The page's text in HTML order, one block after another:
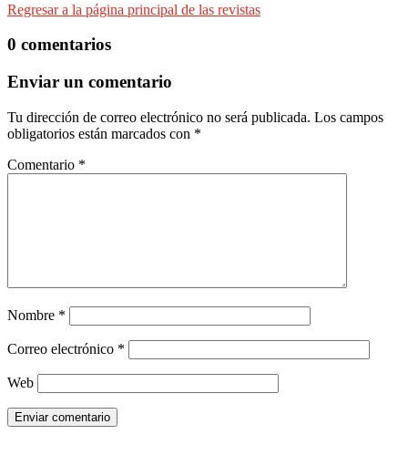
Regresar a la página principal de las revistas
0 comentarios
Enviar un comentario
Tu dirección de correo electrónico no será publicada. Los campos
obligatorios están marcados con *
Comentario *
Nombre *
Correo electrónico *
Web
Enviar comentario